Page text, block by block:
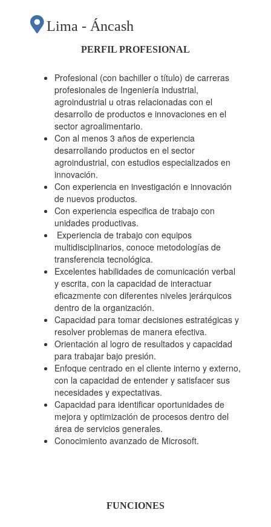
Lima - Áncash
PERFIL PROFESIONAL
Profesional (con bachiller o título) de carreras
profesionales de Ingeniería industrial,
agroindustrial u otras relacionadas con el
desarrollo de productos e innovaciones en el
sector agroalimentario.
Con al menos 3 años de experiencia
desarrollando productos en el sector
agroindustrial, con estudios especializados en
innovación.
Con experiencia en investigación e innovación
de nuevos productos.
Con experiencia especifica de trabajo con
unidades productivas.
Experiencia de trabajo con equipos
multidisciplinarios, conoce metodologías de
transferencia tecnológica.
Excelentes habilidades de comunicación verbal
y escrita, con la capacidad de interactuar
eficazmente con diferentes niveles jerárquicos
dentro de la organización.
Capacidad para tomar decisiones estratégicas y
resolver problemas de manera efectiva.
Orientación al logro de resultados y capacidad
para trabajar bajo presión.
Enfoque centrado en el cliente interno y externo,
con la capacidad de entender y satisfacer sus
necesidades y expectativas.
Capacidad para identificar oportunidades de
mejora y optimización de procesos dentro del
área de servicios generales.
Conocimiento avanzado de Microsoft.
FUNCIONES